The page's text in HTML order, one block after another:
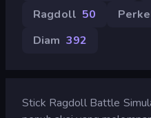
Ragdoll 50
Diam 392
Stick Ragdoll Battle